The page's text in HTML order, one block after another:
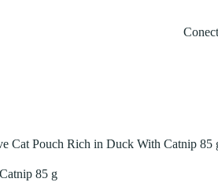
Cat Pouch Rich in Duck With Catnip 85
85 g